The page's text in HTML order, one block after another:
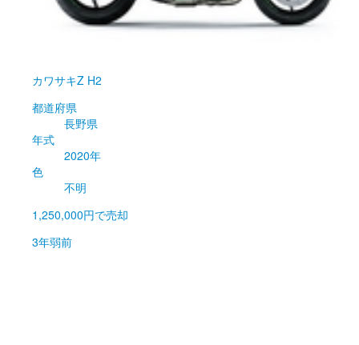
カワサキZ H2
都道府県
長野県
年式
2020年
色
不明
1,250,000円で売却
3年弱前